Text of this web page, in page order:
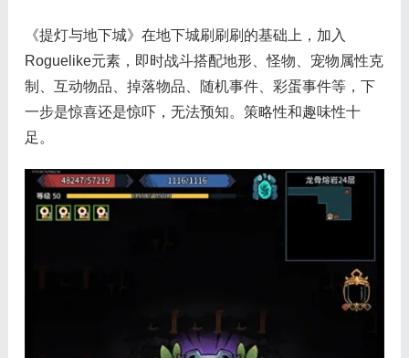
《提灯与地下城》在地下城刷刷刷的基础上，加入
Roguelike元素，即时战斗搭配地形、怪物、宠物属性克
制、互动物品、掉落物品、随机事件、彩蛋事件等，下
一步是惊喜还是惊吓，无法预知。策略性和趣味性十
足。